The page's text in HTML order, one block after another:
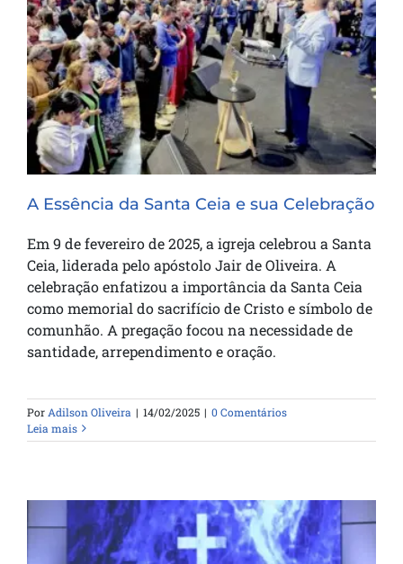
A Essência da Santa Ceia e sua
Celebração
A Essência da Santa Ceia e sua Celebração
Em 9 de fevereiro de 2025, a igreja celebrou a Santa
Ceia, liderada pelo apóstolo Jair de Oliveira. A
celebração enfatizou a importância da Santa Ceia
como memorial do sacrifício de Cristo e símbolo de
comunhão. A pregação focou na necessidade de
santidade, arrependimento e oração.
PorAdilson Oliveira | 14/02/2025 | 0 Comentários
Leia mais